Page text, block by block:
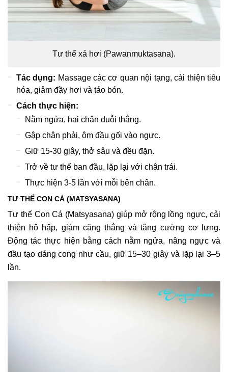
Tư thế xả hơi (Pawanmuktasana).
Tác dụng: Massage các cơ quan nội tạng, cải thiện tiêu
hóa, giảm đầy hơi và táo bón.
Cách thực hiện:
Nằm ngửa, hai chân duỗi thẳng.
Gập chân phải, ôm đầu gối vào ngực.
Giữ 15-30 giây, thở sâu và đều đặn.
Trở về tư thế ban đầu, lặp lại với chân trái.
Thực hiện 3-5 lần với mỗi bên chân.
TƯ THẾ CON CÁ (MATSYASANA)
Tư thế Con Cá (Matsyasana) giúp mở rộng lồng ngực, cải
thiện hô hấp, giảm căng thẳng và tăng cường cơ lưng.
Động tác thực hiện bằng cách nằm ngửa, nâng ngực và
đầu tạo dáng cong như cầu, giữ 15–30 giây và lặp lại 3–5
lần.